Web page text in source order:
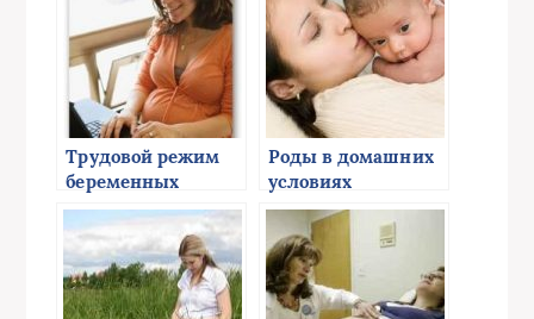
Трудовой режим
беременных
Роды в домашних
условиях